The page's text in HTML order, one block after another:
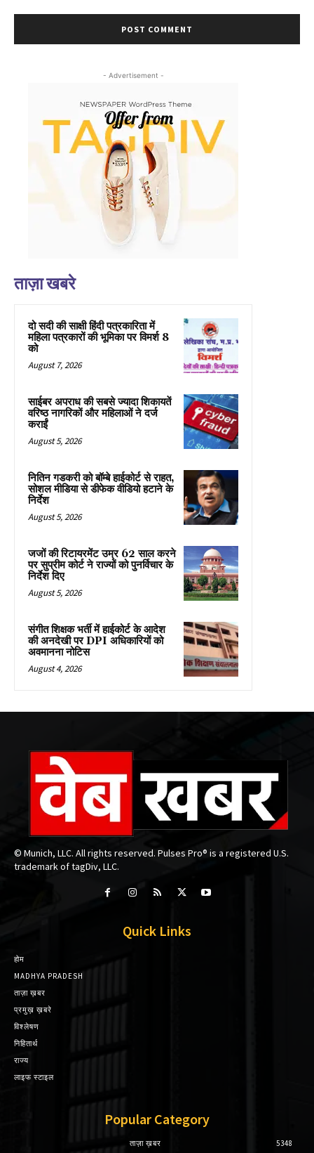
- Advertisement -
ताज़ा खबरे
दो सदी की साक्षी हिंदी पत्रकारिता में
महिला पत्रकारों की भूमिका पर विमर्श 8
को
August 7, 2026
साईबर अपराध की सबसे ज्यादा शिकायतें
वरिष्ठ नागरिकों और महिलाओं ने दर्ज
कराईं
August 5, 2026
नितिन गडकरी को बॉम्बे हाईकोर्ट से राहत,
सोशल मीडिया से डीफेक वीडियो हटाने के
निर्देश
August 5, 2026
जजों की रिटायरमेंट उम्र 62 साल करने
पर सुप्रीम कोर्ट ने राज्यों को पुनर्विचार के
निर्देश दिए
August 5, 2026
संगीत शिक्षक भर्ती में हाईकोर्ट के आदेश
की अनदेखी पर DPI अधिकारियों को
अवमानना नोटिस
August 4, 2026
© Munich, LLC. All rights reserved. Pulses Pro® is a registered U.S.
trademark of tagDiv, LLC.
Quick Links
होम
MADHYA PRADESH
ताज़ा ख़बर
प्रमुख़ ख़बरे
विश्लेषण
निहितार्थ
राज्य
लाइफ स्टाइल
Popular Category
ताज़ा ख़बर 5348